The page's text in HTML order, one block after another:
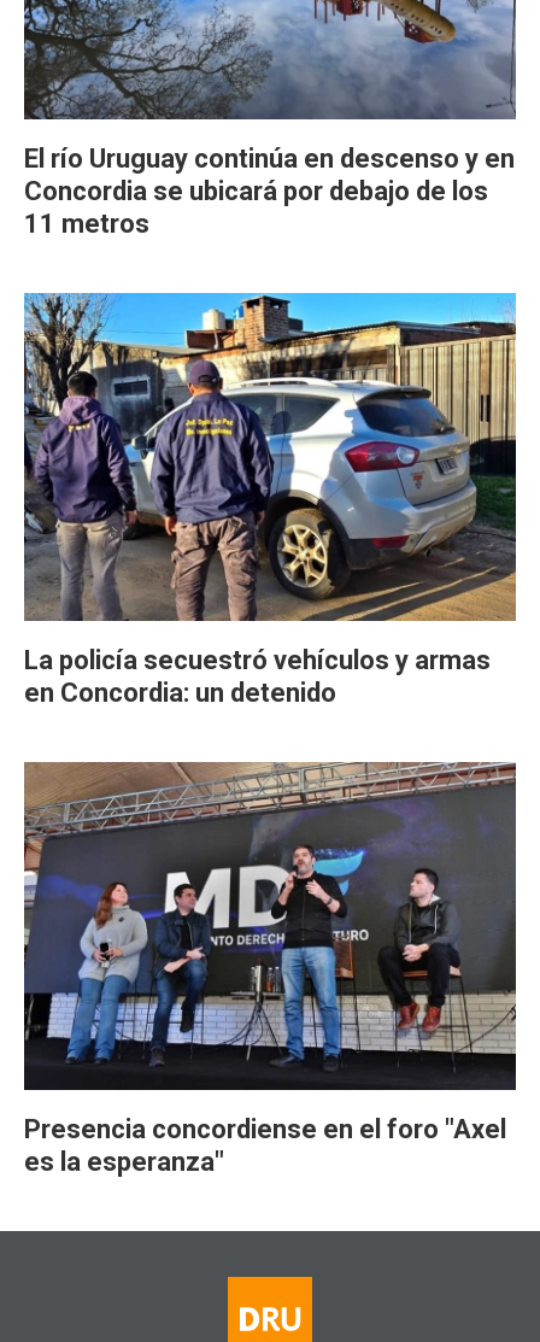
El río Uruguay continúa en descenso y en
Concordia se ubicará por debajo de los
11 metros
La policía secuestró vehículos y armas
en Concordia: un detenido
Presencia concordiense en el foro "Axel
es la esperanza"